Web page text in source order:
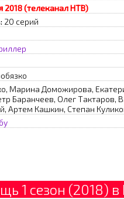
2018 (телеканал НТВ)
20 серий
Марина Доможирова,
Баранчеев, Олег Тактаров,
Артем Кашкин, Степан
1 сезон (2018) в